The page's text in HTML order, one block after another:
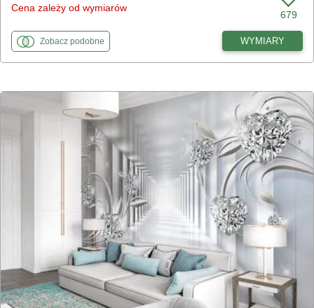
Cena zależy od wymiarów
679
Zobaczfototapety
podobnedo Kwiaty i ptaki WYMIARY